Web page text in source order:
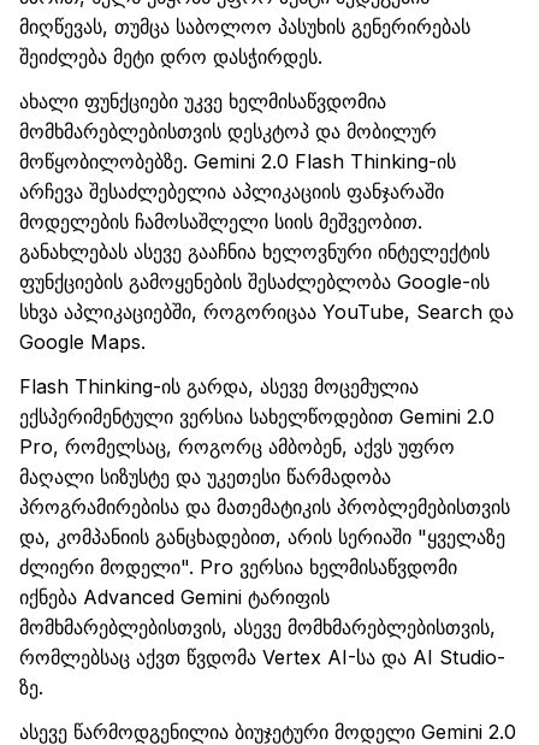
მიღწევას, თუმცა საბოლოო პასუხის გენერირებას
შეიძლება მეტი დრო დასჭირდეს.
ახალი ფუნქციები უკვე ხელმისაწვდომია
მომხმარებლებისთვის დესკტოპ და მობილურ
მოწყობილობებზე. Gemini 2.0 Flash Thinking-ის
არჩევა შესაძლებელია აპლიკაციის ფანჯარაში
მოდელების ჩამოსაშლელი სიის მეშვეობით.
განახლებას ასევე გააჩნია ხელოვნური ინტელექტის
ფუნქციების გამოყენების შესაძლებლობა Google-ის
სხვა აპლიკაციებში, როგორიცაა YouTube, Search და
Google Maps.
Flash Thinking-ის გარდა, ასევე მოცემულია
ექსპერიმენტული ვერსია სახელწოდებით Gemini 2.0
Pro, რომელსაც, როგორც ამბობენ, აქვს უფრო
მაღალი სიზუსტე და უკეთესი წარმადობა
პროგრამირებისა და მათემატიკის პრობლემებისთვის
და, კომპანიის განცხადებით, არის სერიაში "ყველაზე
ძლიერი მოდელი". Pro ვერსია ხელმისაწვდომი
იქნება Advanced Gemini ტარიფის
მომხმარებლებისთვის, ასევე მომხმარებლებისთვის,
რომლებსაც აქვთ წვდომა Vertex AI-სა და AI Studio-
ზე.
ასევე წარმოდგენილია ბიუჯეტური მოდელი Gemini 2.0